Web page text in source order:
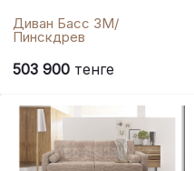
Диван Басс 3М/
Пинскдрев
503 900 тенге